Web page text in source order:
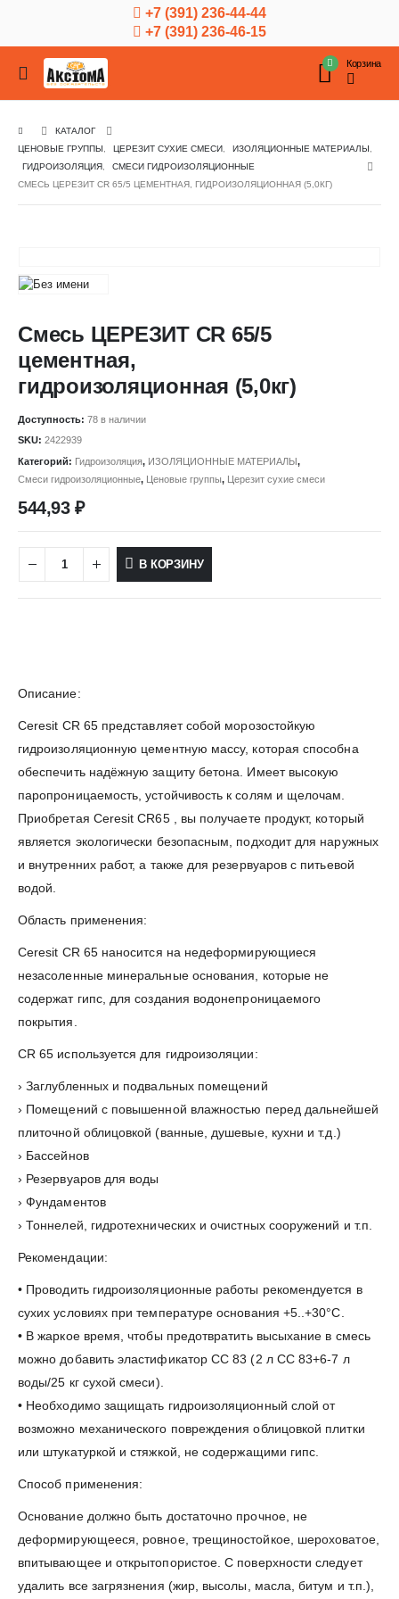
+7 (391) 236-44-44
+7 (391) 236-46-15
Корзина
КАТАЛОГ
ЦЕНОВЫЕ ГРУППЫ
ЦЕРЕЗИТ СУХИЕ СМЕСИ ИЗОЛЯЦИОННЫЕ МАТЕРИАЛЫ
ГИДРОИЗОЛЯЦИЯ
СМЕСИ ГИДРОИЗОЛЯЦИОННЫЕ
СМЕСЬ ЦЕРЕЗИТ CR 65/5 ЦЕМЕНТНАЯ, ГИДРОИЗОЛЯЦИОННАЯ (5,0КГ)
Смесь ЦЕРЕЗИТ CR 65/5
цементная,
гидроизоляционная (5,0кг)
Доступность: 78 в наличии
SKU: 2422939
Категорий: Гидроизоляция, ИЗОЛЯЦИОННЫЕ МАТЕРИАЛЫ,
Смеси гидроизоляционные, Ценовые группы, Церезит сухие смеси
544,93₽
В КОРЗИНУ
Описание:
Ceresit CR 65 представляет собой морозостойкую
гидроизоляционную цементную массу, которая способна
обеспечить надёжную защиту бетона. Имеет высокую
паропроницаемость, устойчивость к солям и щелочам.
Приобретая Ceresit CR65 , вы получаете продукт, который
является экологически безопасным, подходит для наружных
и внутренних работ, а также для резервуаров с питьевой
водой.
Область применения:
Ceresit CR 65 наносится на недеформирующиеся
незасоленные минеральные основания, которые не
содержат гипс, для создания водонепроницаемого
покрытия.
CR 65 используется для гидроизоляции:
› Заглубленных и подвальных помещений
› Помещений с повышенной влажностью перед дальнейшей
плиточной облицовкой (ванные, душевые, кухни и т.д.)
› Бассейнов
› Резервуаров для воды
› Фундаментов
› Тоннелей, гидротехнических и очистных сооружений и т.п.
Рекомендации:
• Проводить гидроизоляционные работы рекомендуется в
сухих условиях при температуре основания +5..+30°C.
• В жаркое время, чтобы предотвратить высыхание в смесь
можно добавить эластификатор CC 83 (2 л CC 83+6-7 л
воды/25 кг сухой смеси).
• Необходимо защищать гидроизоляционный слой от
возможно механического повреждения облицовкой плитки
или штукатуркой и стяжкой, не содержащими гипс.
Способ применения:
Основание должно быть достаточно прочное, не
деформирующееся, ровное, трещиностойкое, шероховатое,
впитывающее и открытопористое. С поверхности следует
удалить все загрязнения (жир, высолы, масла, битум и т.п.),